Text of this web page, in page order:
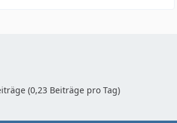
(0,23 Beiträge pro Tag)